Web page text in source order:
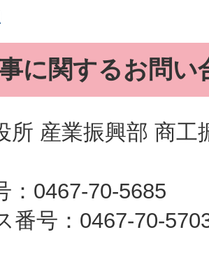
に関するお問い
所 産業振興部 商工
：0467-70-5685
番号：0467-70-